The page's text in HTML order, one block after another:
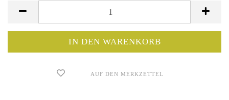
AUF DEN MERKZETTEL